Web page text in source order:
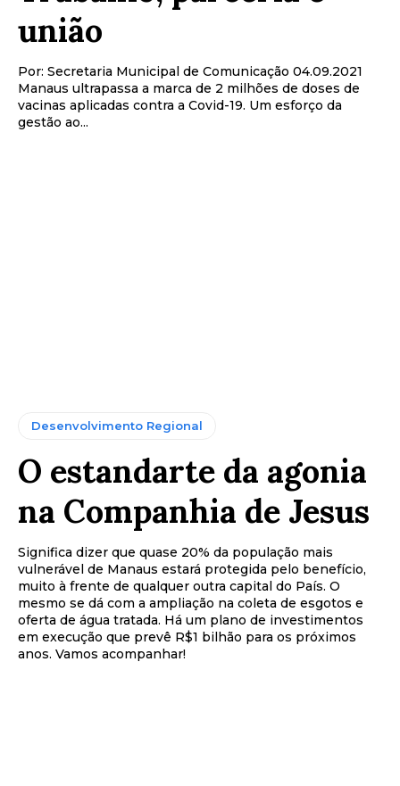
união
Por: Secretaria Municipal de Comunicação 04.09.2021
Manaus ultrapassa a marca de 2 milhões de doses de
vacinas aplicadas contra a Covid-19. Um esforço da
gestão ao...
Desenvolvimento Regional
O estandarte da agonia
na Companhia de Jesus
Significa dizer que quase 20% da população mais
vulnerável de Manaus estará protegida pelo benefício,
muito à frente de qualquer outra capital do País. O
mesmo se dá com a ampliação na coleta de esgotos e
oferta de água tratada. Há um plano de investimentos
em execução que prevê R$1 bilhão para os próximos
anos. Vamos acompanhar!